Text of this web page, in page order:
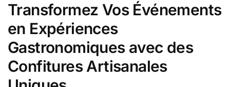
Transformez Vos Événements
en Expériences
Gastronomiques avec des
Confitures Artisanales